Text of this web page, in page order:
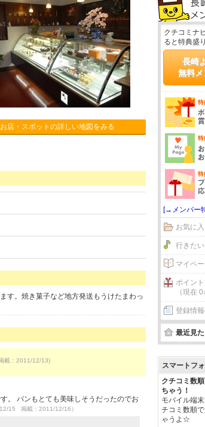
店・スポットの詳しい地図をみる
す。焼き菓子など地方発送もうけたまわっ
載：2011/12/13)
。 パンもとても美味しそうだったのでお
12/15 掲載：2011/12/16）
クチコミナ
ると特典盛
長崎
無料
[→メンバー
お気に入
行きた
マイペ
ポイン
（現在
登録情
最近見
スマートフ
クチコミ数
ちゃう！
モバイル端
チコミ数順
ゃうよ☆